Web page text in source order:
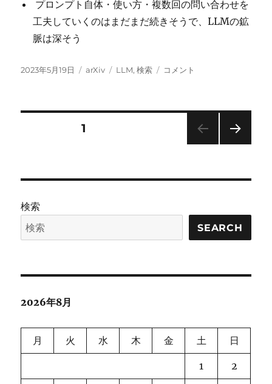
プロンプト自体・使い方・複数回の問い合わせを
工夫していくのはまだまだ続きそうで、LLMの鉱
脈は深そう
投
2023年5月19日
カ
arXiv
タ
LLM,検索
SearChain:
コメント
の
ペ
ー
ジ
送
り
固定ページ1
検索
SEARCH
2026年8月
月 火 水 木 金 土 日
1 2